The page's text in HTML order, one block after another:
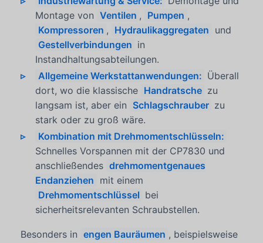
Montage von Ventilen , Pumpen ,
Kompressoren , Hydraulikaggregaten und
Gestellverbindungen in
Instandhaltungsabteilungen.
Allgemeine Werkstattanwendungen: Überall
dort, wo die klassische Handratsche zu
langsam ist, aber ein Schlagschrauber zu
stark oder zu groß wäre.
Kombination mit Drehmomentschlüsseln:
Schnelles Vorspannen mit der CP7830 und
anschließendes drehmomentgenaues
Endanziehen mit einem
Drehmomentschlüssel bei
sicherheitsrelevanten Schraubstellen.
Besonders in engen Bauräumen , beispielsweise